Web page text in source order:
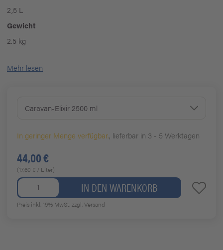
2,5 L
Gewicht
2.5 kg
Mehr lesen
Caravan-Elixir 2500 ml
In geringer Menge verfügbar., lieferbar in 3 - 5 Werktagen
44,00 €
(17,60 € / Liter)
IN DEN WARENKORB
Preis inkl. 19% MwSt.zzgl. Versand